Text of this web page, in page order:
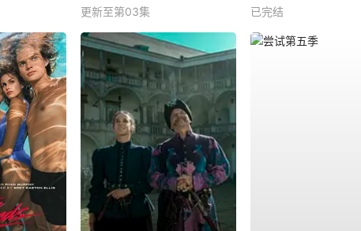
更新至第03集
已完结